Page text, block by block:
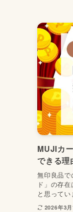
MUJIカ
できる
無印良品
ド」の存
と思って
2026年3